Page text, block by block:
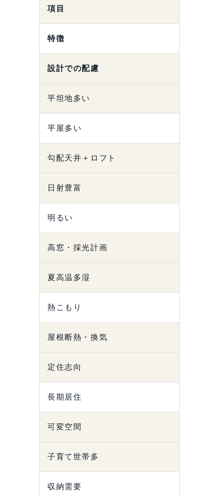
項目
特徴
設計での配慮
平坦地多い
平屋多い
勾配天井＋ロフト
日射豊富
明るい
高窓・採光計画
夏高温多湿
熱こもり
屋根断熱・換気
定住志向
長期居住
可変空間
子育て世帯多
収納需要